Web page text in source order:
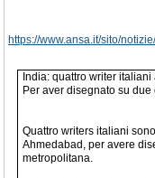
https://www.ansa.it/sito/
India: quattro writer
Per aver disegnato su
Quattro writers italiani
Ahmedabad, per avere
metropolitana.